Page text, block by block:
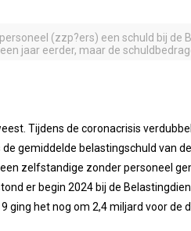
(zzp?ers) een schuld bij
jaar eerder, maar de
Tijdens de coronacrisis
gemiddelde belastingschuld van
zelfstandige zonder personeel
er begin 2024 bij de
ging het nog om 2,4 miljard voor de